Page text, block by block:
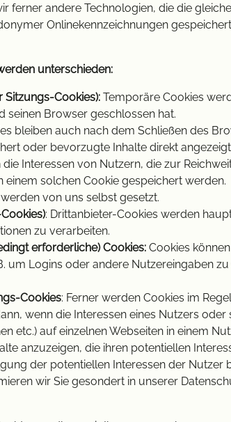
ferner andere Technologien, die die
Onlinekennzeichnungen
unterschieden:
Sitzungs-Cookies): Temporäre Cookies
seinen Browser geschlossen hat.
bleiben auch nach dem Schließen des
oder bevorzugte Inhalte direkt
Interessen von Nutzern, die zur
solchen Cookie gespeichert werden.
von uns selbst gesetzt.
: Drittanbieter-Cookies werden
zu verarbeiten.
erforderliche) Cookies: Cookies
um Logins oder andere Nutzereingaben
Cookies: Ferner werden Cookies im
wenn die Interessen eines Nutzers oder
etc.) auf einzelnen Webseiten in einem
anzuzeigen, die ihren potentiellen
der potentiellen Interessen der Nutzer
wir Sie gesondert in unserer